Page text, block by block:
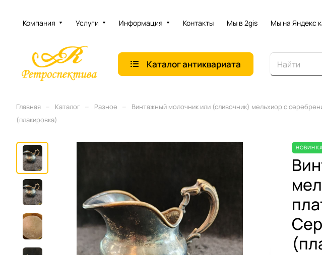
Компания Услуги Информация Контакты Мы в 2gis Мы на Яндекс
Каталог антиквариата
Главная Каталог Разное
Винтажный молочник или (сливочник) мельхиор с
(плакировка)
НОВИНКА